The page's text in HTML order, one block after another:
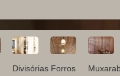
Divisórias Forros